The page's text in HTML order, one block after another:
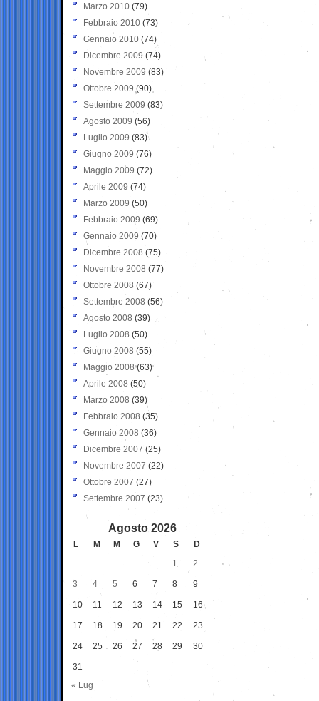
Marzo 2010 (79)
Febbraio 2010 (73)
Gennaio 2010 (74)
Dicembre 2009 (74)
Novembre 2009 (83)
Ottobre 2009 (90)
Settembre 2009 (83)
Agosto 2009 (56)
Luglio 2009 (83)
Giugno 2009 (76)
Maggio 2009 (72)
Aprile 2009 (74)
Marzo 2009 (50)
Febbraio 2009 (69)
Gennaio 2009 (70)
Dicembre 2008 (75)
Novembre 2008 (77)
Ottobre 2008 (67)
Settembre 2008 (56)
Agosto 2008 (39)
Luglio 2008 (50)
Giugno 2008 (55)
Maggio 2008(63)
Aprile 2008 (50)
Marzo 2008 (39)
Febbraio 2008 (35)
Gennaio 2008 (36)
Dicembre 2007 (25)
Novembre 2007 (22)
Ottobre 2007 (27)
Settembre 2007 (23)
Agosto 2026
L M M G V S
D
1
2
3 4 5 6 7 8 9
10 11 12 13 14 15 16
17 18 19 20 21 22 23
24 25 26 27 28 29 30
31
« Lug